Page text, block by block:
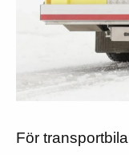
För